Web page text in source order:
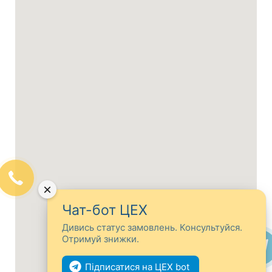
Чат-бот ЦЕХ
Дивись статус замовлень. Консультуйся.
Отримуй знижки.
Підписатися на ЦЕХ bot
×